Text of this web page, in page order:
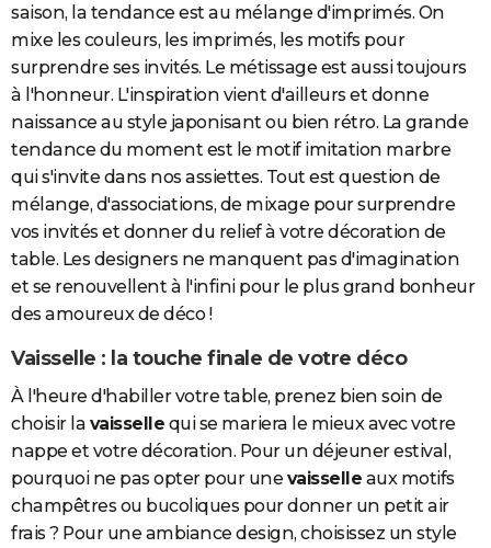
Dictionnaire
Biographies
Citations
Expressions
Proverbes
PROGRAMME TV
COPAINS D'AVANT
S'inscrire
Se connecter
Lycées
Collèges
Primaires
Universités
Entreprises
Service militaire
Avis de recherche
AVIS DE DÉCÈS
FORUM
Bricolage
Lifestyle
Culture
Sport
Auto
Television
Voyage
Cinema
saison, la tendance est au mélange d'imprimés. On
mixe les couleurs, les imprimés, les motifs pour
surprendre ses invités. Le métissage est aussi toujours
à l'honneur. L'inspiration vient d'ailleurs et donne
naissance au style japonisant ou bien rétro. La grande
tendance du moment est le motif imitation marbre
qui s'invite dans nos assiettes. Tout est question de
mélange, d'associations, de mixage pour surprendre
vos invités et donner du relief à votre décoration de
table. Les designers ne manquent pas d'imagination
et se renouvellent à l'infini pour le plus grand bonheur
des amoureux de déco !
Vaisselle : la touche finale de votre déco
À l'heure d'habiller votre table, prenez bien soin de
choisir la vaisselle qui se mariera le mieux avec votre
nappe et votre décoration. Pour un déjeuner estival,
pourquoi ne pas opter pour une vaisselle aux motifs
champêtres ou bucoliques pour donner un petit air
frais ? Pour une ambiance design, choisissez un style